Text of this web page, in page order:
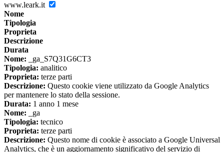
www.leark.it
Nome
Tipologia
Proprieta
Descrizione
Durata
Nome: _ga_S7Q31G6CT3
Tipologia: analitico
Proprieta: terze parti
Descrizione: Questo cookie viene utilizzato da Google Analytics
per mantenere lo stato della sessione.
Durata: 1 anno 1 mese
Nome: _ga
Tipologia: tecnico
Proprieta: terze parti
Descrizione: Questo nome di cookie è associato a Google Universal
Analytics, che è un aggiornamento significativo del servizio di